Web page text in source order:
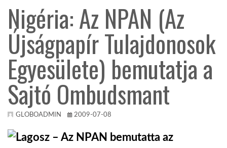
LATIN-AMERIKA
KÖZEL-KELET
AUSZTRÁLIA
Nigéria: Az NPAN (Az
Újságpapír Tulajdonosok
Egyesülete) bemutatja a
Sajtó Ombudsmant
GLOBOADMIN 2009-07-08
Lagosz – Az NPAN bemutatta az